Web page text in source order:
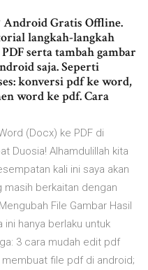
Android Gratis Offline.
langkah-langkah
serta tambah gambar
saja. Seperti
konversi pdf ke word,
word ke pdf. Cara
(Docx) ke PDF di
Duosia! Alhamdulillah kita
kali ini saya akan
berkaitan dengan
File Gambar Hasil
ini hanya berlaku untuk
3 cara mudah edit pdf
file pdf di android;